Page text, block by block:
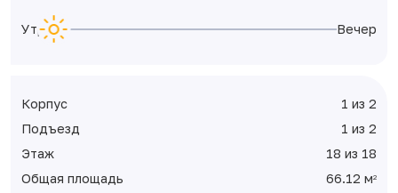
Утро Вечер
Корпус
1 из 2
Подъезд
1 из 2
Этаж
18 из 18
Общая площадь
66.12 м2